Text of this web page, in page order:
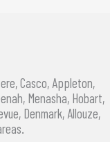
Casco, Appleton,
Menasha, Hobart,
Denmark, Allouze,